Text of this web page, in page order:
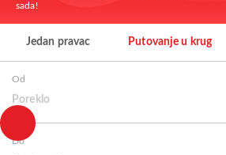
sada!
Jedan pravac Putovanje u krug
Od
Poreklo
Do